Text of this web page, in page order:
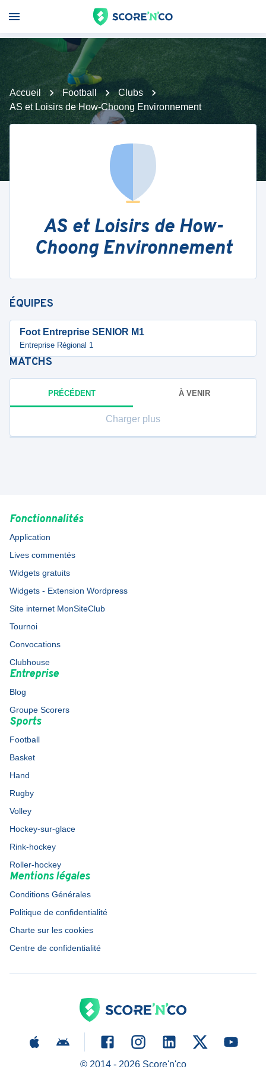
Accueil Football
Clubs
AS et Loisirs de How-Choong Environnement
AS et Loisirs de How-
Choong Environnement
ÉQUIPES
Foot Entreprise SENIOR M1
Entreprise Régional 1
MATCHS
PRÉCÉDENT À VENIR
Charger plus
Fonctionnalités
Application
Lives commentés
Widgets gratuits
Widgets - Extension Wordpress
Site internet MonSiteClub
Tournoi
Convocations
Clubhouse
Entreprise
Blog
Groupe Scorers
Sports
Football
Basket
Hand
Rugby
Volley
Hockey-sur-glace
Rink-hockey
Roller-hockey
Mentions légales
Conditions Générales
Politique de confidentialité
Charte sur les cookies
Centre de confidentialité
© 2014 - 2026Score'n'co